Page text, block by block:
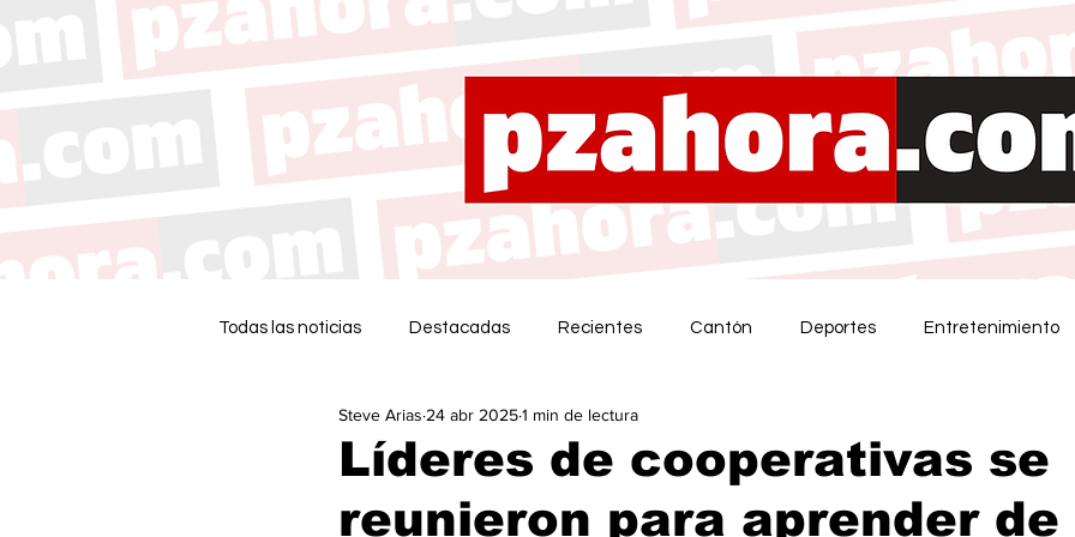
Todas las noticias Destacadas Recientes Cantón Deportes Entretenimiento
Líderes de cooperativas se
reunieron para aprender de
Steve Arias 24 abr 20251 min de lectura